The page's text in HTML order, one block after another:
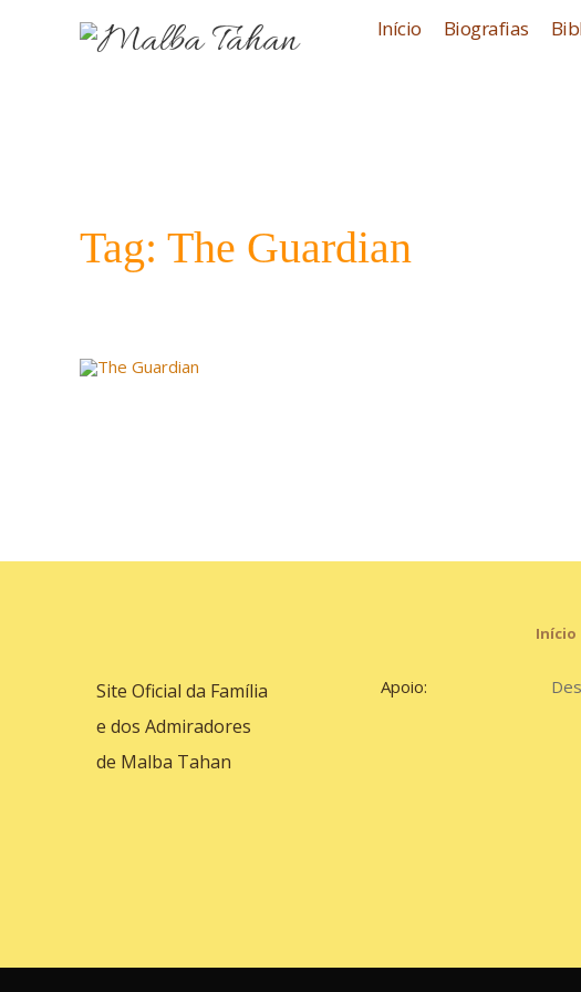
Início Biografias
Tag: The Guardian
Início
Site Oficial da Família
e dos Admiradores
de Malba Tahan
Apoio: